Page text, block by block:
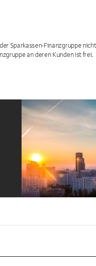
Sparkassen-Finanzgruppe
an deren Kunden ist frei.